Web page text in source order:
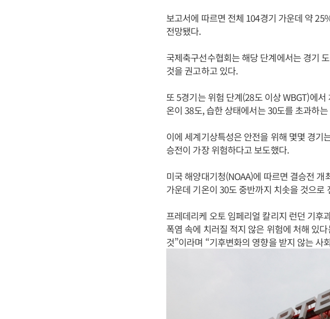
보고서에 따르면 전체 104경기 가운데 약
전망됐다.
국제축구선수협회는 해당 단계에서는 경기
것을 권고하고 있다.
또 5경기는 위험 단계(28도 이상 WBGT)에
온이 38도, 습한 상태에서는 30도를 초과하
이에 세계기상특성은 안전을 위해 몇몇 경기
승전이 가장 위험하다고 보도했다.
미국 해양대기청(NOAA)에 따르면 결승전
가운데 기온이 30도 중반까지 치솟을 것으로
프레데리케 오토 임페리얼 칼리지 런던 기후
폭염 속에 치러질 적지 않은 위험에 처해 있
것”이라며 “기후변화의 영향을 받지 않는